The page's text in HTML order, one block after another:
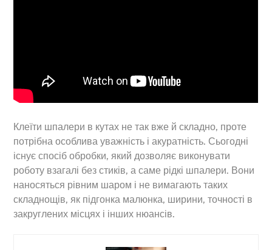
Клеїти шпалери в кутах не так вже й складно, проте
потрібна особлива уважність і акуратність. Сьогодні
існує спосіб обробки, який дозволяє виконувати
роботу взагалі без стиків, а саме рідкі шпалери. Вони
наносяться рівним шаром і не вимагають таких
складнощів, як підгонка малюнка, ширини, точності в
закруглених місцях і інших нюансів.